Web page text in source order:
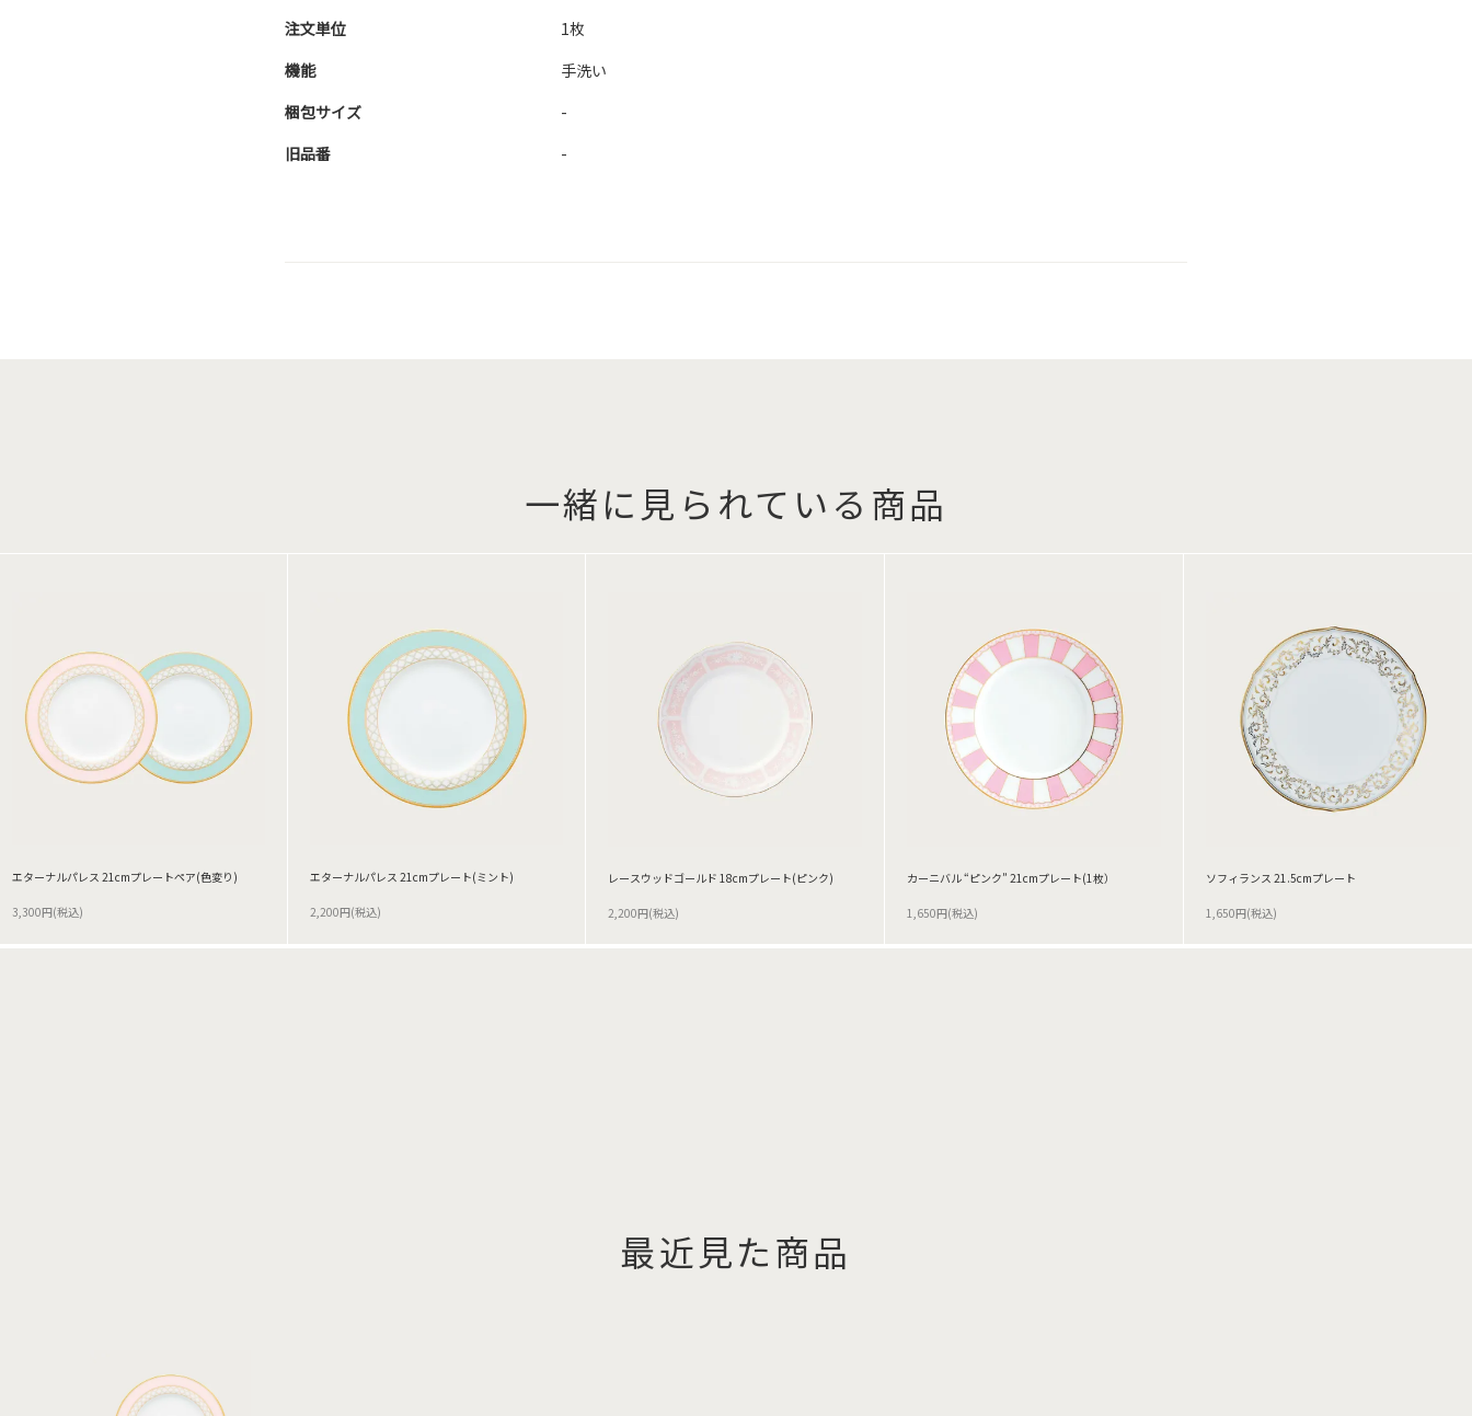
注文単位
1枚
機能
手洗い
梱包サイズ
-
旧品番
-
一緒に見られている商品
エターナルパレス 21cmプレートペア(色変り)
3,300円(税込)
エターナルパレス 21cmプレート(ミント)
2,200円(税込)
レースウッドゴールド 18cmプレート(ピンク)
2,200円(税込)
カーニバル “ピンク” 21cmプレート(1枚）
1,650円(税込)
ソフィランス 21.5cmプレート
1,650円(税込)
最近見た商品